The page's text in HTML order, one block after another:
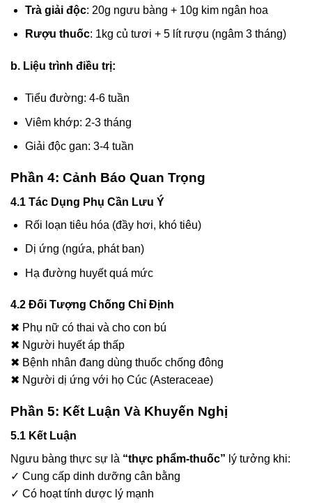
Trà giải độc: 20g ngưu bàng + 10g kim ngân hoa
Rượu thuốc: 1kg củ tươi + 5 lít rượu (ngâm 3 tháng)
b. Liệu trình điều trị:
Tiểu đường: 4-6 tuần
Viêm khớp: 2-3 tháng
Giải độc gan: 3-4 tuần
Phần 4: Cảnh Báo Quan Trọng
4.1 Tác Dụng Phụ Cần Lưu Ý
Rối loạn tiêu hóa (đầy hơi, khó tiêu)
Dị ứng (ngứa, phát ban)
Hạ đường huyết quá mức
4.2 Đối Tượng Chống Chỉ Định
✖ Phụ nữ có thai và cho con bú
✖ Người huyết áp thấp
✖ Bệnh nhân đang dùng thuốc chống đông
✖ Người dị ứng với họ Cúc (Asteraceae)
Phần 5: Kết Luận Và Khuyến Nghị
5.1 Kết Luận
Ngưu bàng thực sự là “thực phẩm-thuốc” lý tưởng khi:
✓ Cung cấp dinh dưỡng cân bằng
✓ Có hoạt tính dược lý mạnh